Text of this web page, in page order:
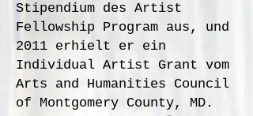
Stipendium des Artist
Fellowship Program aus, und
2011 erhielt er ein
Individual Artist Grant vom
Arts and Humanities Council
of Montgomery County, MD.